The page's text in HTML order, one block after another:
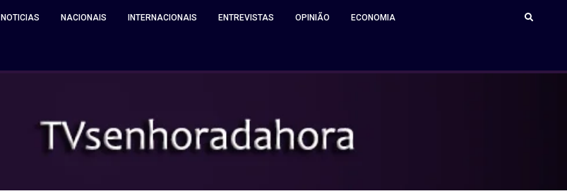
NOTICIAS NACIONAIS INTERNACIONAIS ENTREVISTAS OPINIÃO ECONOMIA